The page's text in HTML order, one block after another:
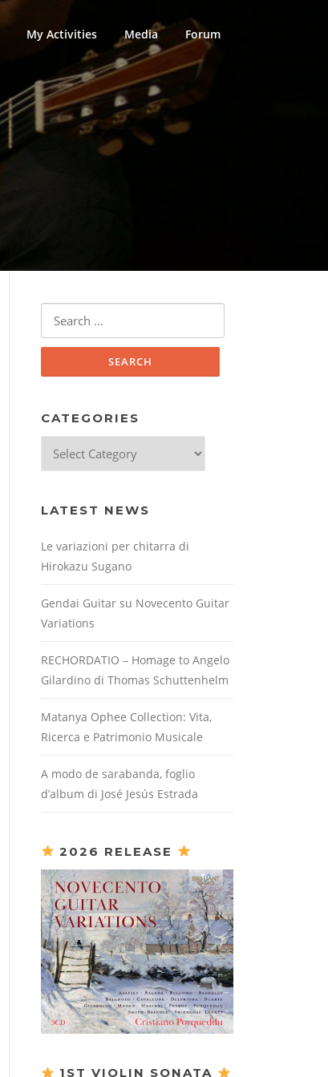
My Activities Media Forum
CATEGORIES
LATEST NEWS
Le variazioni per chitarra di
Hirokazu Sugano
Gendai Guitar su Novecento Guitar
Variations
RECHORDATIO – Homage to Angelo
Gilardino di Thomas Schuttenhelm
Matanya Ophee Collection: Vita,
Ricerca e Patrimonio Musicale
A modo de sarabanda, foglio
d’album di José Jesús Estrada
2026 RELEASE
1ST VIOLIN SONATA